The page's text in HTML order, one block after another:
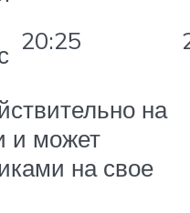
20:25
на
и может
на свое